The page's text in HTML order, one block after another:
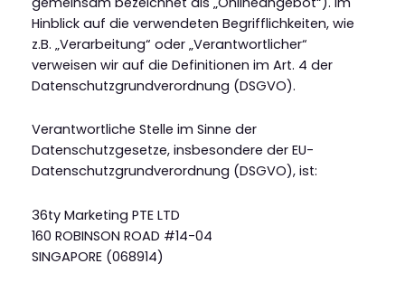
Hinblick auf die verwendeten Begrifflichkeiten, wie
z.B. „Verarbeitung“ oder „Verantwortlicher“
verweisen wir auf die Definitionen im Art. 4 der
Datenschutzgrundverordnung (DSGVO).
Verantwortliche Stelle im Sinne der
Datenschutzgesetze, insbesondere der EU-
Datenschutzgrundverordnung (DSGVO), ist:
36ty Marketing PTE LTD
160 ROBINSON ROAD #14-04
SINGAPORE (068914)